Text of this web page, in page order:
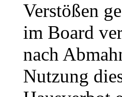
Verstößen
im Board
nach
Nutzung